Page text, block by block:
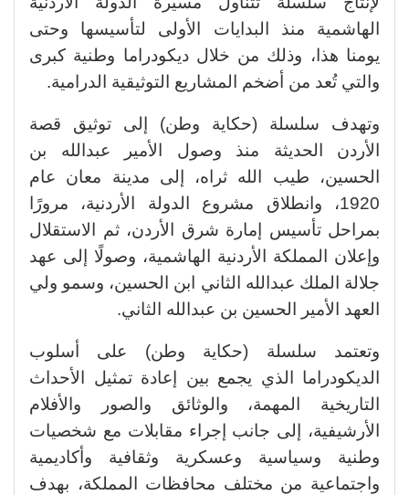
الهاشمية منذ البدايات الأولى لتأسيسها وحتى
يومنا هذا، وذلك من خلال ديكودراما وطنية كبرى
والتي تُعد من أضخم المشاريع التوثيقية الدرامية.
وتهدف سلسلة (حكاية وطن) إلى توثيق قصة
الأردن الحديثة منذ وصول الأمير عبدالله بن
الحسين، طيب الله ثراه، إلى مدينة معان عام
1920، وانطلاق مشروع الدولة الأردنية، مرورًا
بمراحل تأسيس إمارة شرق الأردن، ثم الاستقلال
وإعلان المملكة الأردنية الهاشمية، وصولًا إلى عهد
جلالة الملك عبدالله الثاني ابن الحسين، وسمو ولي
العهد الأمير الحسين بن عبدالله الثاني.
وتعتمد سلسلة (حكاية وطن) على أسلوب
الديكودراما الذي يجمع بين إعادة تمثيل الأحداث
التاريخية المهمة، والوثائق والصور والأفلام
الأرشيفية، إلى جانب إجراء مقابلات مع شخصيات
وطنية وسياسية وعسكرية وثقافية وأكاديمية
واجتماعية من مختلف محافظات المملكة، بهدف